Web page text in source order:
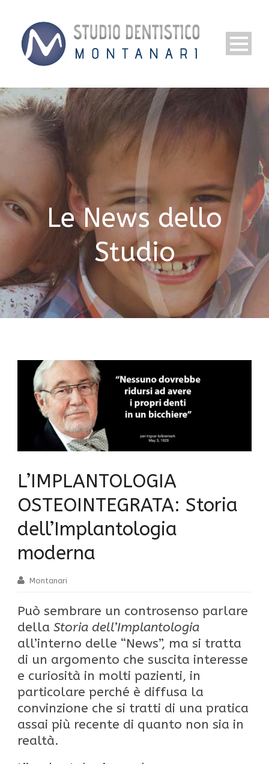
Le News dello
Studio
L’IMPLANTOLOGIA
OSTEOINTEGRATA: Storia
dell’Implantologia
moderna
Montanari
Può sembrare un controsenso parlare
della Storia dell’Implantologia
all’interno delle “News”, ma si tratta
di un argomento che suscita interesse
e curiosità in molti pazienti, in
particolare perché è diffusa la
convinzione che si tratti di una pratica
assai più recente di quanto non sia in
realtà.